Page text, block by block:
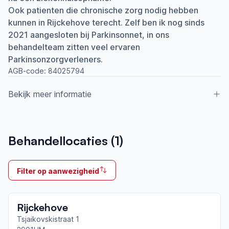
Ook patienten die chronische zorg nodig hebben
kunnen in Rijckehove terecht. Zelf ben ik nog sinds
2021 aangesloten bij Parkinsonnet, in ons
behandelteam zitten veel ervaren
Parkinsonzorgverleners.
AGB-code: 84025794
Bekijk meer informatie
2021
Ik behandel
Op locatie
netwerk
Rotterdam Noord
Behandellocaties (1)
Filter op aanwezigheid
Rijckehove
Tsjaikovskistraat 1